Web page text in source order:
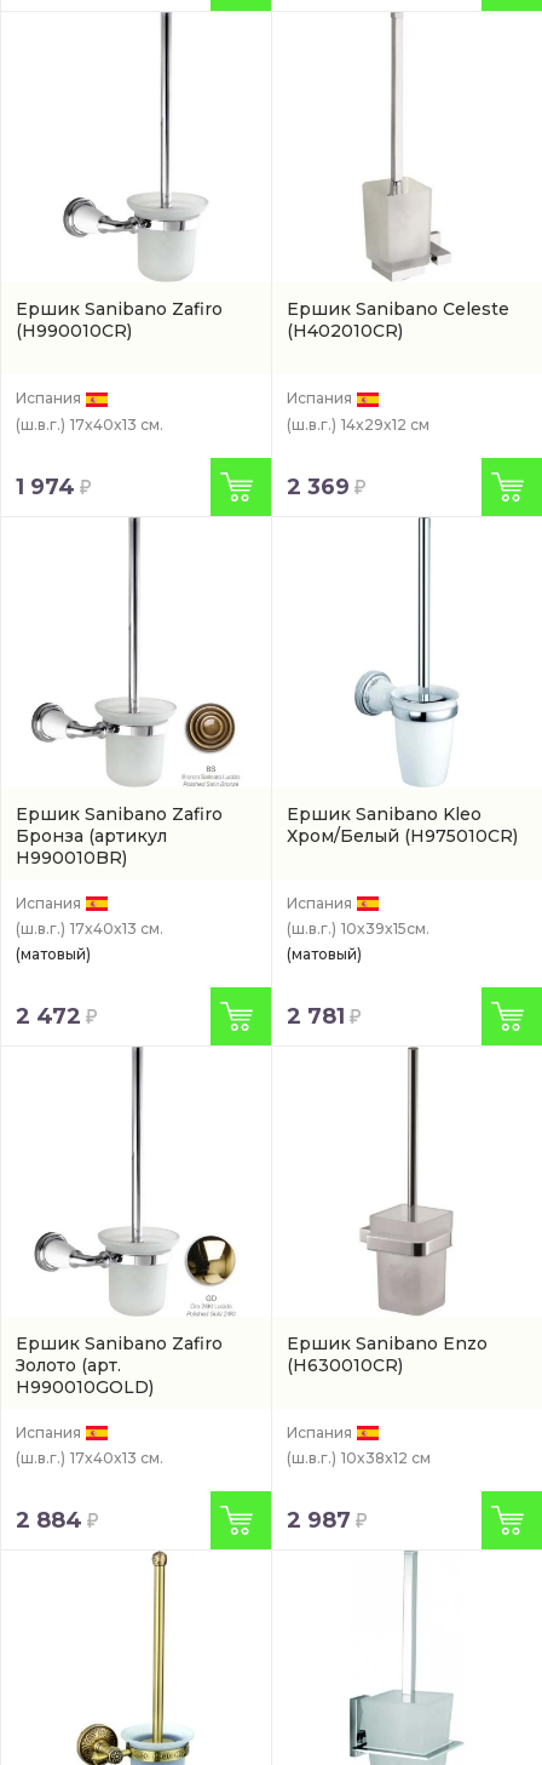
Ершик Sanibano Zafiro
(H990010CR)
Испания
(ш.в.г.) 17x40x13 см.
1 974
Ершик Sanibano Celeste
(H402010CR)
Испания
(ш.в.г.) 14x29x12 см
2 369
Ершик Sanibano Zafiro
Бронза (артикул
H990010BR)
Испания
(ш.в.г.) 17x40x13 см.
(матовый)
2 472
Ершик Sanibano Kleo
Хром/Белый (H975010CR)
Испания
(ш.в.г.) 10x39x15см.
(матовый)
2 781
Ершик Sanibano Zafiro
Золото (арт.
H990010GOLD)
Испания
(ш.в.г.) 17x40x13 см.
2 884
Ершик Sanibano Enzo
(H630010CR)
Испания
(ш.в.г.) 10x38x12 см
2 987